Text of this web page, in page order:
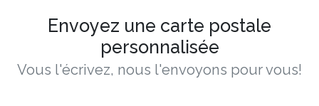
Envoyez une carte postale
personnalisée
Vous l'écrivez, nous l'envoyons pour vous!